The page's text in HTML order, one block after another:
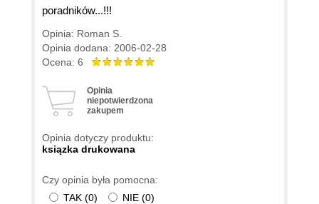
poradników...!!!
Opinia: Roman S.
Opinia dodana: 2006-02-28
Ocena: 6
Opinia
niepotwierdzona
zakupem
Opinia dotyczy produktu:
ksiązka drukowana
Czy opinia była pomocna:
TAK (0) NIE (0)